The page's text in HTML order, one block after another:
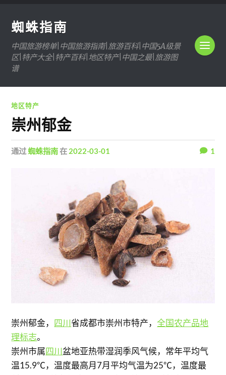
蜘蛛指南
中国旅游榜单|中国旅游指南|旅游百科|中国5A级景
区|特产大全|特产百科|地区特产|中国之最|旅游图
谱
地区特产
崇州郁金
通过蜘蛛指南在 2022-03-01 1
崇州郁金， 四川省成都市崇州市特产，全国农产品地
理标志。
崇州市属四川盆地亚热带湿润季风气候，常年平均气
温15.9℃，温度最高月7月平均气温为25℃，温度最